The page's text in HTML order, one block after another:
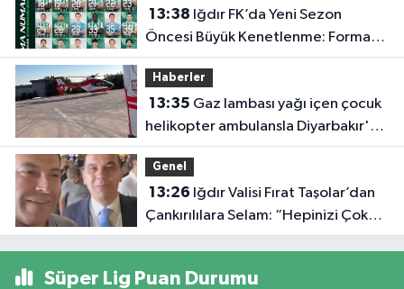
13:38
Öncesi Büyük Kenetlenme: Forma
Numaraları Belli Oldu
Haberler
13:35
helikopter ambulansla Diyarbakır'a
sevk edildi
Genel
13:26
Çankırılılara Selam: “Hepinizi Çok
Seviyorum”
Süper Lig Puan Durumu